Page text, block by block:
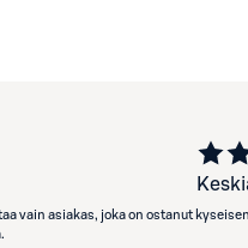
vain asiakas, joka on ostanut